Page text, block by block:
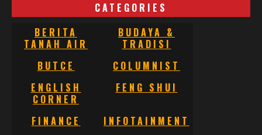
CATEGORIES
BERITA
TANAH AIR
BUDAYA &
TRADISI
BUTCE
COLUMNIST
ENGLISH
CORNER
FENG SHUI
FINANCE
INFOTAINMENT